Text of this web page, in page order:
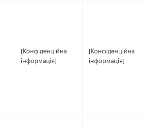
[Конфіденційна
інформація]
[Конфіденційна
інформація]